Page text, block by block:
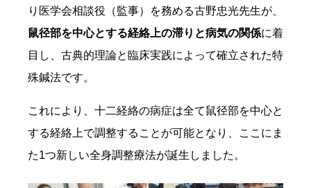
り医学会相談役（監事）を務める古野忠光先生が、
鼠径部を中心とする経絡上の滞りと病気の関係に着
目し、古典的理論と臨床実践によって確立された特
殊鍼法です。
これにより、十二経絡の病症は全て鼠径部を中心と
する経絡上で調整することが可能となり、ここにま
た1つ新しい全身調整療法が誕生しました。